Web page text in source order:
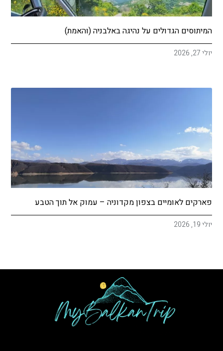
המיתוסים הגדולים על נהיגה באלבניה (והאמת)
יולי 27, 2026
פארקים לאומיים בצפון מקדוניה – עמוק אל תוך הטבע
יולי 19, 2026